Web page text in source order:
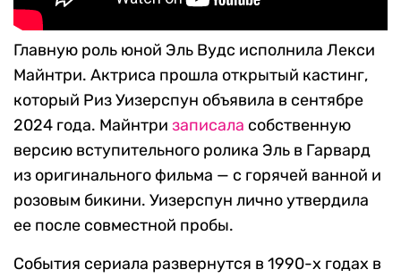
Главную роль юной Эль Вудс исполнила Лекси
Майнтри. Актриса прошла открытый кастинг,
который Риз Уизерспун объявила в сентябре
2024 года. Майнтри записала собственную
версию вступительного ролика Эль в Гарвард
из оригинального фильма — с горячей ванной и
розовым бикини. Уизерспун лично утвердила
ее после совместной пробы.
События сериала развернутся в 1990-х годах в